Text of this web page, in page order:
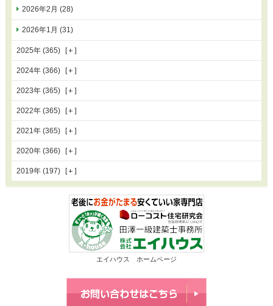
2026年2月 (28)
2026年1月 (31)
2025年 (365)
2024年 (366)
2023年 (365)
2022年 (365)
2021年 (365)
2020年 (366)
2019年 (197)
エイハウス ホームページ